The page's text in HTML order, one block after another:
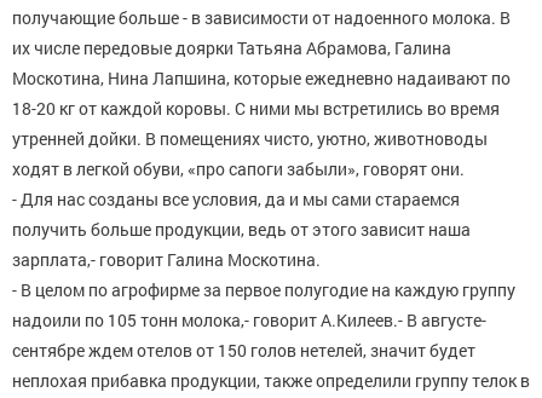
получающие больше - в зависимости от надоенного молока. В
их числе передовые доярки Татьяна Абрамова, Галина
Москотина, Нина Лапшина, которые ежедневно надаивают по
18-20 кг от каждой коровы. С ними мы встретились во время
утренней дойки. В помещениях чисто, уютно, животноводы
ходят в легкой обуви, «про сапоги забыли», говорят они.
- Для нас созданы все условия, да и мы сами стараемся
получить больше продукции, ведь от этого зависит наша
зарплата,- говорит Галина Москотина.
- В целом по агрофирме за первое полугодие на каждую группу
надоили по 105 тонн молока,- говорит А.Килеев.- В августе-
сентябре ждем отелов от 150 голов нетелей, значит будет
неплохая прибавка продукции, также определили группу телок в